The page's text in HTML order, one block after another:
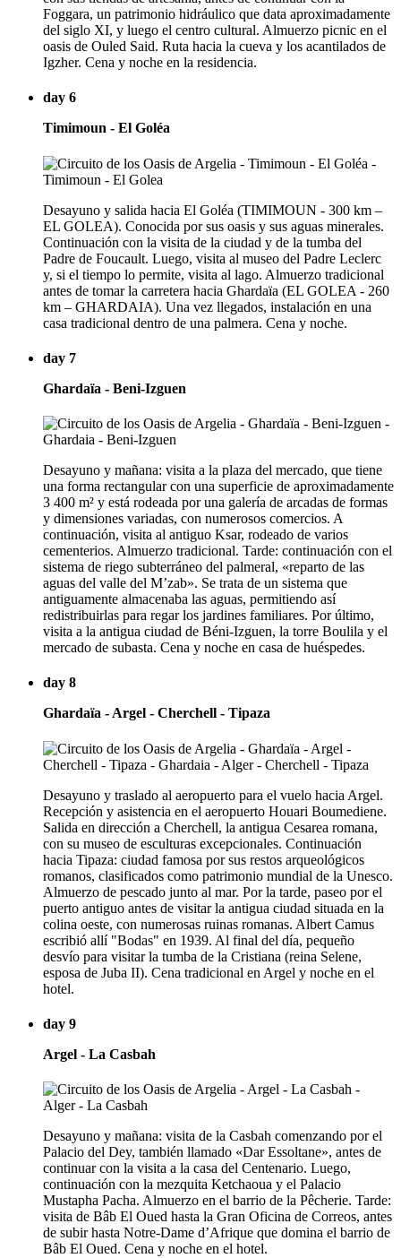
Foggara, un patrimonio hidráulico que data aproximadamente
del siglo XI, y luego el centro cultural. Almuerzo picnic en el
oasis de Ouled Said. Ruta hacia la cueva y los acantilados de
Igzher. Cena y noche en la residencia.
day 6
Timimoun - El Goléa
Desayuno y salida hacia El Goléa (TIMIMOUN - 300 km –
EL GOLEA). Conocida por sus oasis y sus aguas minerales.
Continuación con la visita de la ciudad y de la tumba del
Padre de Foucault. Luego, visita al museo del Padre Leclerc
y, si el tiempo lo permite, visita al lago. Almuerzo tradicional
antes de tomar la carretera hacia Ghardaïa (EL GOLEA - 260
km – GHARDAIA). Una vez llegados, instalación en una
casa tradicional dentro de una palmera. Cena y noche.
day 7
Ghardaïa - Beni-Izguen
Desayuno y mañana: visita a la plaza del mercado, que tiene
una forma rectangular con una superficie de aproximadamente
3 400 m² y está rodeada por una galería de arcadas de formas
y dimensiones variadas, con numerosos comercios. A
continuación, visita al antiguo Ksar, rodeado de varios
cementerios. Almuerzo tradicional. Tarde: continuación con el
sistema de riego subterráneo del palmeral, «reparto de las
aguas del valle del M’zab». Se trata de un sistema que
antiguamente almacenaba las aguas, permitiendo así
redistribuirlas para regar los jardines familiares. Por último,
visita a la antigua ciudad de Béni-Izguen, la torre Boulila y el
mercado de subasta. Cena y noche en casa de huéspedes.
day 8
Ghardaïa - Argel - Cherchell - Tipaza
Desayuno y traslado al aeropuerto para el vuelo hacia Argel.
Recepción y asistencia en el aeropuerto Houari Boumediene.
Salida en dirección a Cherchell, la antigua Cesarea romana,
con su museo de esculturas excepcionales. Continuación
hacia Tipaza: ciudad famosa por sus restos arqueológicos
romanos, clasificados como patrimonio mundial de la Unesco.
Almuerzo de pescado junto al mar. Por la tarde, paseo por el
puerto antiguo antes de visitar la antigua ciudad situada en la
colina oeste, con numerosas ruinas romanas. Albert Camus
escribió allí "Bodas" en 1939. Al final del día, pequeño
desvío para visitar la tumba de la Cristiana (reina Selene,
esposa de Juba II). Cena tradicional en Argel y noche en el
hotel.
day 9
Argel - La Casbah
Desayuno y mañana: visita de la Casbah comenzando por el
Palacio del Dey, también llamado «Dar Essoltane», antes de
continuar con la visita a la casa del Centenario. Luego,
continuación con la mezquita Ketchaoua y el Palacio
Mustapha Pacha. Almuerzo en el barrio de la Pêcherie. Tarde:
visita de Bâb El Oued hasta la Gran Oficina de Correos, antes
de subir hasta Notre-Dame d’Afrique que domina el barrio de
Bâb El Oued. Cena y noche en el hotel.